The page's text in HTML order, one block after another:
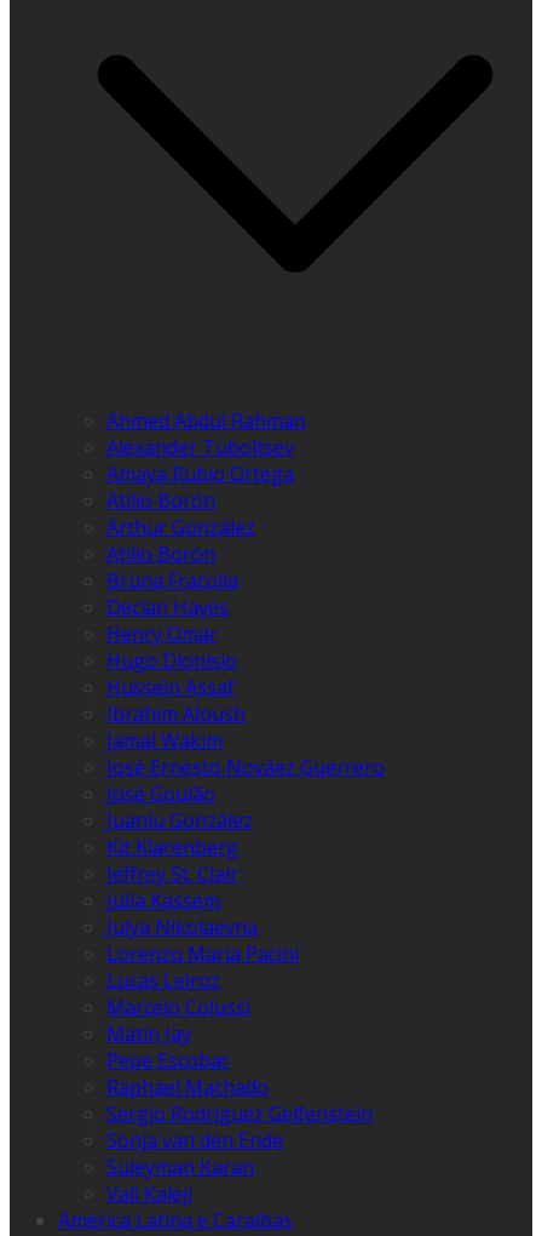
Ahmed Abdul Rahman
Alexander Tuboltsev
Amaya Rubio Ortega
Atilio Borón
Arthur González
Atilio Borón
Bruna Fracolla
Declan Hayes
Henry Omar
Hugo Dionísio
Hussein Assaf
Ibrahim Aloush
Jamal Wakim
José Ernesto Nováez Guerrero
José Goulão
Juanlu González
Kit Klarenberg
Jeffrey St. Clair
Julia Kassem
Julya Nikolaevna
Lorenzo Maria Pacini
Lucas Leiroz
Marcelo Colussi
Matin Jay
Pepe Escobar
Raphael Machado
Sergio Rodríguez Gelfenstein
Sonja van den Ende
Suleyman Karan
Vali Kaleji
América Latina e Caraíbas